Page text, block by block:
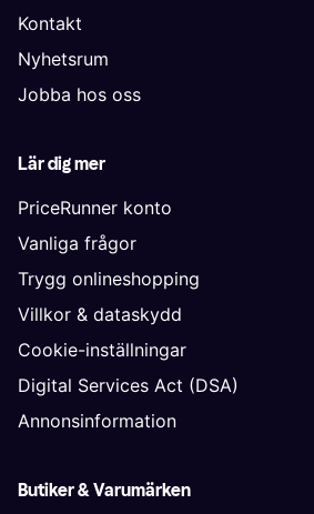
Kontakt
Nyhetsrum
Jobba hos oss
Lär dig mer
PriceRunner konto
Vanliga frågor
Trygg onlineshopping
Villkor & dataskydd
Cookie-inställningar
Digital Services Act (DSA)
Annonsinformation
Butiker & Varumärken